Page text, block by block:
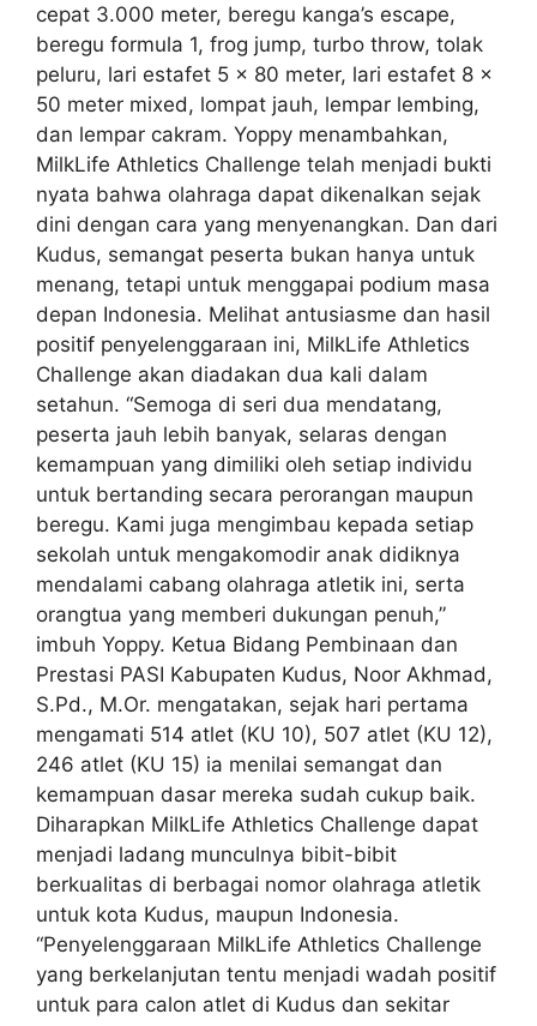
cepat 3.000 meter, beregu kanga’s escape,
beregu formula 1, frog jump, turbo throw, tolak
peluru, lari estafet 5 x 80 meter, lari estafet 8 x
50 meter mixed, lompat jauh, lempar lembing,
dan lempar cakram. Yoppy menambahkan,
MilkLife Athletics Challenge telah menjadi bukti
nyata bahwa olahraga dapat dikenalkan sejak
dini dengan cara yang menyenangkan. Dan dari
Kudus, semangat peserta bukan hanya untuk
menang, tetapi untuk menggapai podium masa
depan Indonesia. Melihat antusiasme dan hasil
positif penyelenggaraan ini, MilkLife Athletics
Challenge akan diadakan dua kali dalam
setahun. “Semoga di seri dua mendatang,
peserta jauh lebih banyak, selaras dengan
kemampuan yang dimiliki oleh setiap individu
untuk bertanding secara perorangan maupun
beregu. Kami juga mengimbau kepada setiap
sekolah untuk mengakomodir anak didiknya
mendalami cabang olahraga atletik ini, serta
orangtua yang memberi dukungan penuh,”
imbuh Yoppy. Ketua Bidang Pembinaan dan
Prestasi PASI Kabupaten Kudus, Noor Akhmad,
S.Pd., M.Or. mengatakan, sejak hari pertama
mengamati 514 atlet (KU 10), 507 atlet (KU 12),
246 atlet (KU 15) ia menilai semangat dan
kemampuan dasar mereka sudah cukup baik.
Diharapkan MilkLife Athletics Challenge dapat
menjadi ladang munculnya bibit-bibit
berkualitas di berbagai nomor olahraga atletik
untuk kota Kudus, maupun Indonesia.
“Penyelenggaraan MilkLife Athletics Challenge
yang berkelanjutan tentu menjadi wadah positif
untuk para calon atlet di Kudus dan sekitar